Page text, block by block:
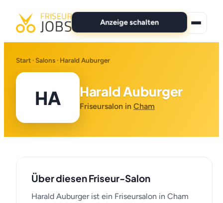
Anzeige schalten
Alle Jobs
Für Bewerber
Anzeige schalten
Start · Salons · Harald Auburger
HA Harald Auburger
Friseursalon in Cham
Über diesen Friseur-Salon
Harald Auburger ist ein Friseursalon in Cham